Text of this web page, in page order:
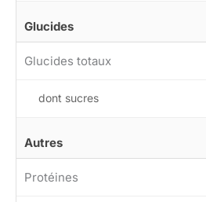
Glucides
Glucides totaux
dont sucres
Autres
Protéines